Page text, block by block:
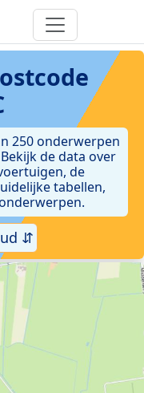
250 onderwerpen
de data over
de
tabellen,
⇵